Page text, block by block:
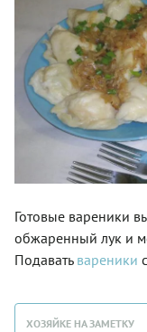
Готовые вареники
обжаренный лук и
Подавать вареники
ХОЗЯЙКЕ НА ЗАМЕТКУ